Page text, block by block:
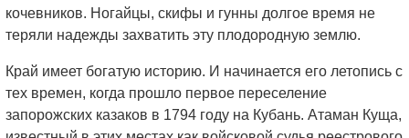
кочевников. Ногайцы, скифы и гунны долгое время не
теряли надежды захватить эту плодородную землю.
Край имеет богатую историю. И начинается его летопись с
тех времен, когда прошло первое переселение
запорожских казаков в 1794 году на Кубань. Атаман Куща,